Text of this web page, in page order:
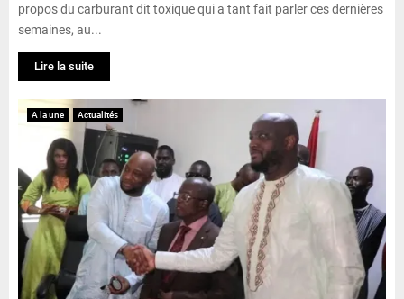
propos du carburant dit toxique qui a tant fait parler ces dernières
semaines, au...
Lire la suite
A la une Actualités